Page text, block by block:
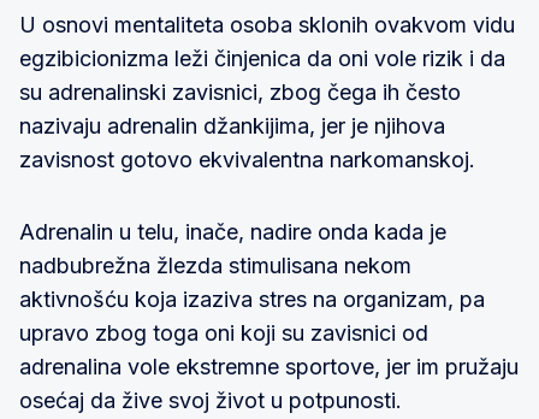
U osnovi mentaliteta osoba sklonih ovakvom vidu
egzibicionizma leži činjenica da oni vole rizik i da
su adrenalinski zavisnici, zbog čega ih često
nazivaju adrenalin džankijima, jer je njihova
zavisnost gotovo ekvivalentna narkomanskoj.
Adrenalin u telu, inače, nadire onda kada je
nadbubrežna žlezda stimulisana nekom
aktivnošću koja izaziva stres na organizam, pa
upravo zbog toga oni koji su zavisnici od
adrenalina vole ekstremne sportove, jer im pružaju
osećaj da žive svoj život u potpunosti.